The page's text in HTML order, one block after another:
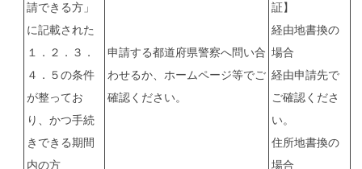
請できる方」
に記載された
１．２．３．
４．５の条件
が整ってお
り、かつ手続
きできる期間
内の方
申請する都道府県警察へ問い合
わせるか、ホームページ等でご
確認ください。
証】
経由地書換の
場合
経由申請先で
ご確認くださ
い。
住所地書換の
場合